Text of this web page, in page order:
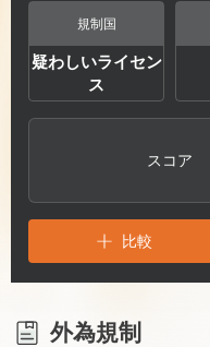
規制国
疑わしいライセン
ス
スコア
比較
外為規制